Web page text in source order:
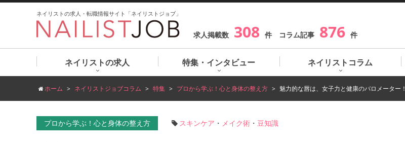
ネイリストの求人・転職情報サイト「ネイリストジョブ」
求人掲載数 308 件 コラム記事 876 件
ネイリストの求人 特集・インタビュー ネイリストコラム
ホーム ネイリストジョブコラム 特集 プロから学ぶ！心と身体の整え方 魅力的な唇は、女子力と健康のバロメーター！
プロから学ぶ！心と身体の整え方 スキンケア ・ メイク術 ・ 豆知識